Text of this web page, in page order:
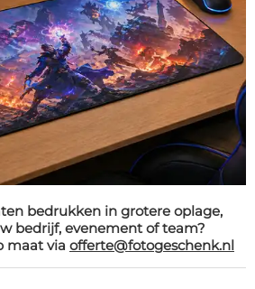
bedrukken in grotere oplage,
bedrijf, evenement of team?
maat via offerte@fotogeschenk.nl